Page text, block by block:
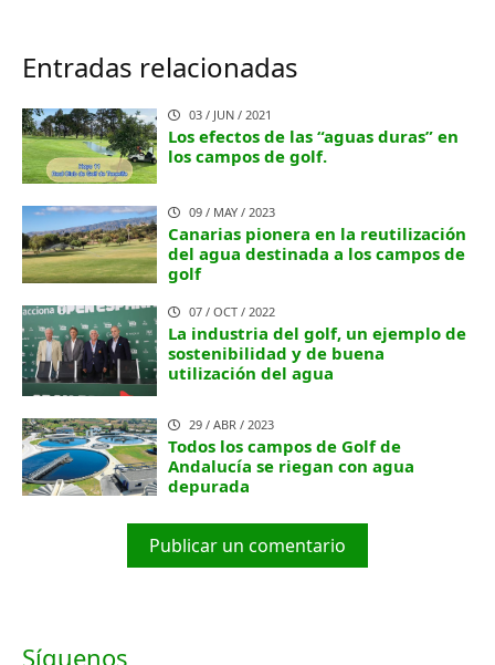
Entradas relacionadas
03 / JUN / 2021
Los efectos de las “aguas duras” en
los campos de golf.
09 / MAY / 2023
Canarias pionera en la reutilización
del agua destinada a los campos de
golf
07 / OCT / 2022
La industria del golf, un ejemplo de
sostenibilidad y de buena
utilización del agua
29 / ABR / 2023
Todos los campos de Golf de
Andalucía se riegan con agua
depurada
Publicar un comentario
Síguenos